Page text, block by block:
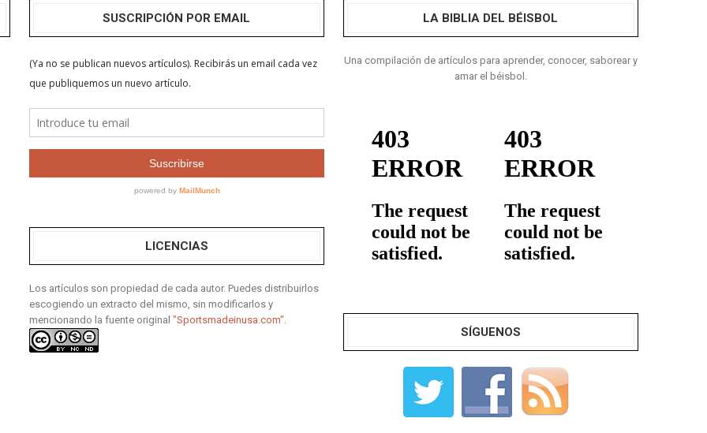
SUSCRIPCIÓN POR EMAIL
LICENCIAS
Los artículos son propiedad de cada autor. Puedes distribuirlos
escogiendo un extracto del mismo, sin modificarlos y
mencionando la fuente original "Sportsmadeinusa.com".
LA BIBLIA DEL BÉISBOL
Una compilación de artículos para aprender, conocer, saborear y
amar el béisbol.
SÍGUENOS